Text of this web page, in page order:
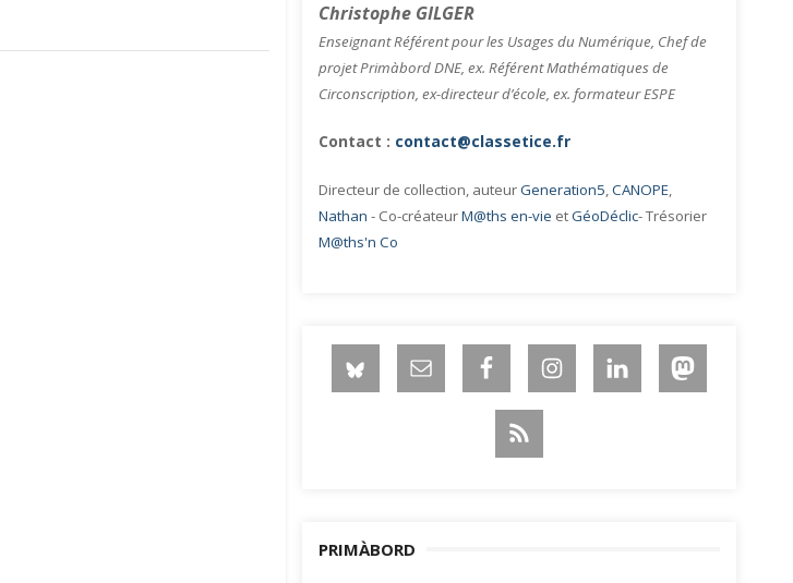
Christophe GILGER
Enseignant Référent pour les Usages du Numérique, Chef de
projet Primàbord DNE, ex. Référent Mathématiques de
Circonscription, ex-directeur d’école, ex. formateur ESPE
Contact : contact@classetice.fr
Directeur de collection, auteurGeneration5,CANOPE,
Nathan - Co-créateurM@ths en-vie etGéoDéclic- Trésorier
M@ths'n Co
PRIMÀBORD